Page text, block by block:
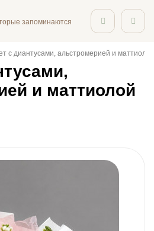
запоминаются
с диантусами, альстромерией и маттиолой
и маттиолой